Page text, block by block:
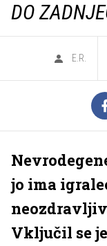
DO
E.R.
jo ima
Vključil se